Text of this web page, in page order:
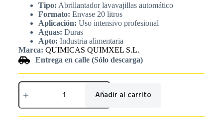
Tipo: Abrillantador lavavajillas automático
Formato: Envase 20 litros
Aplicación: Uso intensivo profesional
Aguas: Duras
Apto: Industria alimentaria
Marca: QUIMICAS QUIMXEL S.L.
Entrega en calle (Sólo descarga)
Añadir al carrito